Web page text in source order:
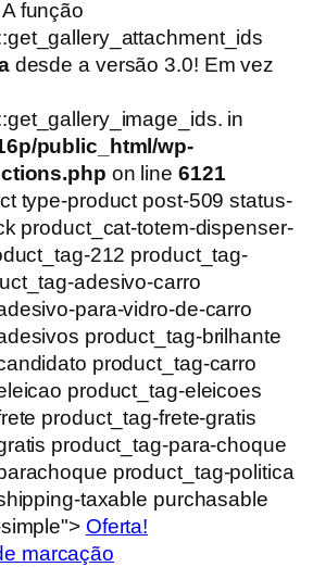
atual
é:
A função
desde a versão 3.0! Em vez
in
public_html/wp-
on line 6121
type-product post-509 status-
product_cat-totem-dispenser-
212 product_tag-
adesivo-carro
para-vidro-de-carro
product_tag-brilhante
product_tag-carro
product_tag-eleicoes
product_tag-frete-gratis
product_tag-para-choque
product_tag-politica
taxable purchasable
Oferta!